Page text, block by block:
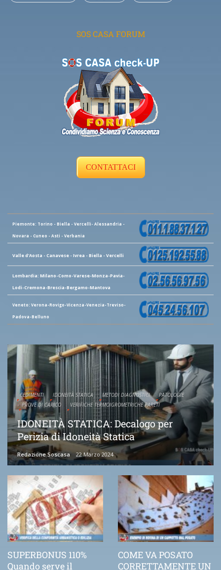
SOS CASA FORUM
CONTATTACI
Piemonte: Torino - Biella - Vercelli- Alessandria -
Novara - Cuneo - Asti - Verbania
Valle d'Aosta - Canavese - Ivrea - Biella - Vercelli
Lombardia: Milano-Como-Varese-Monza-Pavia-
Lodi-Cremona-Brescia-Bergamo-Mantova
Veneto: Verona-Rovigo-Vicenza-Venezia-Treviso-
Padova-Belluno
CEDIMENTI IDONEITÀ STATICA METODI DIAGNOSTICI
PATOLOGIE
PROVE DI CARICO
VERIFICHE TERMOIGROMETRICHE PARETI
IDONEITÀ STATICA: Decalogo per
Perizia di Idoneità Statica
Redazione Soscasa 22 Marzo 2024
SUPERBONUS 110%
Quando serve il
COME VA POSATO
CORRETTAMENTE UN